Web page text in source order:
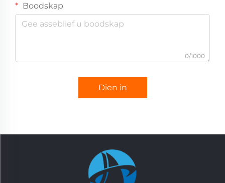
Boodskap
0/1000
Dien in